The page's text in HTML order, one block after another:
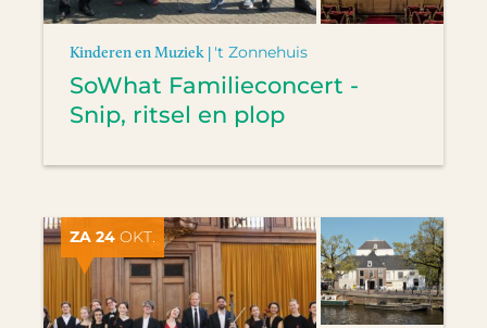
Kinderen en Muziek | 't Zonnehuis
SoWhat Familieconcert -
Snip, ritsel en plop
ZA 24 OKT.